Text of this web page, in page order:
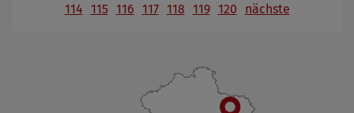
114 115 116 117 118 119 120 nächste